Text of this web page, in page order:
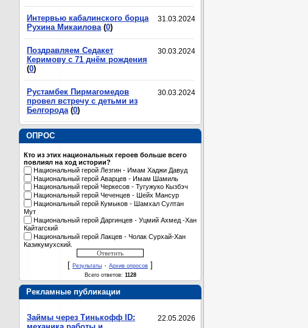
31.03.2024
Интервью кабалинского борца
Рухина Микаилова (0)
30.03.2024
Поздравляем Седакет
Керимову с 71 днём рождения
(0)
30.03.2024
Рустамбек Пирмагомедов
провел встречу с детьми из
Белгорода (0)
ОПРОС
Кто из этих национальных героев больше всего
повлиял на ход истории?
Национальный герой Лезгин - Имам Хаджи Давуд
Национальный герой Аварцев - Имам Шамиль
Национальный герой Черкесов - Тугужуко Кызбэч
Национальный герой Чеченцев - Шейх Мансур
Национальный герой Кумыков - Шамхал Султан
Мут
Национальный герой Даргинцев - Уцмий Ахмед -Хан
Кайтагский
Национальный герой Лакцев - Чолак Сурхай-Хан
Казикумухский.
[ Результаты · Архив опросов ]
Всего ответов: 1128
Рекламные публикации
22.05.2026
Займы через Тинькофф ID: